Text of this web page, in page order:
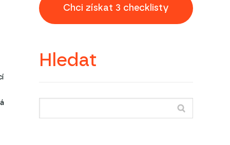
Chci získat 3 checklisty
Hledat